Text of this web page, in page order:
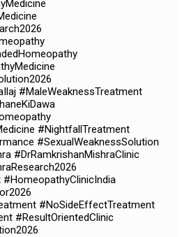
#MaleWeaknessTreatment
#NightfallTreatment
#SexualWeaknessSolution
#DrRamkrishanMishraClinic
#HomeopathyClinicIndia
#NoSideEffectTreatment
#ResultOrientedClinic